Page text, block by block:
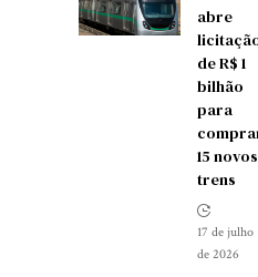
abre
de R$ 1
bilhão
para
15 novos
trens
17 de julho
de 2026